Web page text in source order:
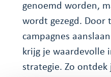
genoemd worden,
wordt gezegd. Door
campagnes
krijg je waardevolle
strategie. Zo ontdek